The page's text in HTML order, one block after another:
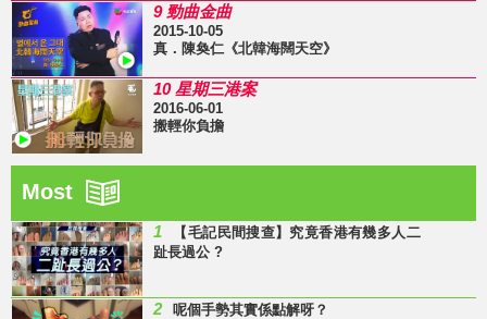
9 勁曲金曲
2015-10-05
真．陳奐仁《北韓海闊天空》
10 星期三港案
2016-06-01
搬輕你負擔
Most
1
【毛記民間搜查】究竟香港有幾多人二
趾長過公 ?
2 呢個手勢其實係點解呀？